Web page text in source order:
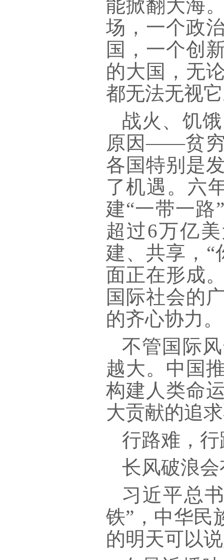
能掀翻大海
场，一个政
国，一个创
的大国，无
都无法无视
战火、饥
原因——贫穷
各国特别是
了机遇。六
建“一带一路
超过6万亿
建、共享，“
面正在形成
国际社会的
的齐心协力。
不管国际
越大。中国
构建人类命
大贡献的追
行路难，
长风破浪
习近平总
铁”，中华民
的明天可以